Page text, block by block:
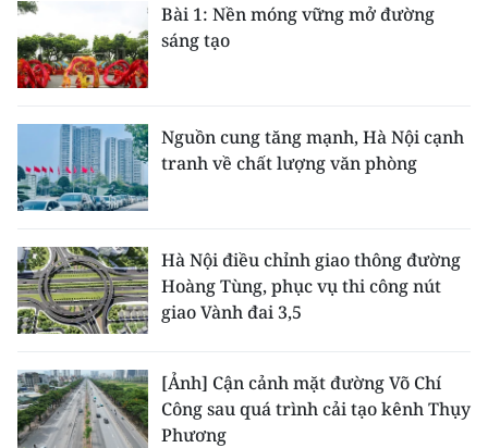
Bài 1: Nền móng vững mở đường
sáng tạo
Nguồn cung tăng mạnh, Hà Nội cạnh
tranh về chất lượng văn phòng
Hà Nội điều chỉnh giao thông đường
Hoàng Tùng, phục vụ thi công nút
giao Vành đai 3,5
[Ảnh] Cận cảnh mặt đường Võ Chí
Công sau quá trình cải tạo kênh Thụy
Phương